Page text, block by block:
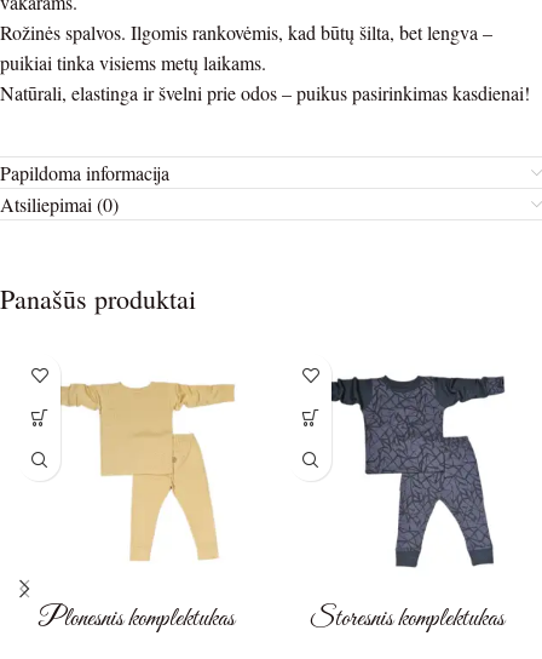
Rožinės spalvos. Ilgomis rankovėmis, kad būtų šilta, bet lengva –
puikiai tinka visiems metų laikams.
Natūrali, elastinga ir švelni prie odos – puikus pasirinkimas kasdienai!
Papildoma informacija
Atsiliepimai (0)
Panašūs produktai
Plonesnis komplektukas Storesnis komplektukas